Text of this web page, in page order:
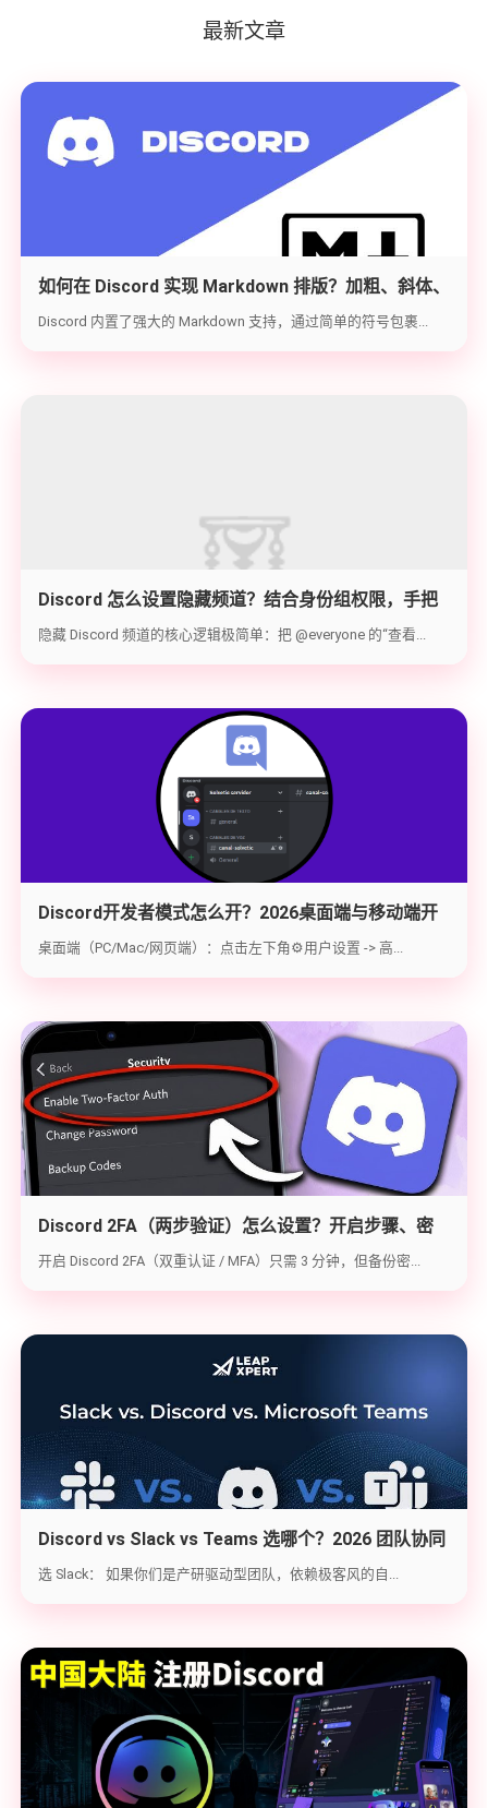
最新文章
如何在 Discord 实现 Markdown 排版？加粗、斜体、
代码块与隐藏文字教学
Discord 内置了强大的 Markdown 支持，通过简单的符号包裹...
Discord 怎么设置隐藏频道？结合身份组权限，手把
手教你打造 100% 私密的专属频道
隐藏 Discord 频道的核心逻辑极简单：把 @everyone 的“查看...
Discord开发者模式怎么开？2026桌面端与移动端开
启教程与获取ID指南
桌面端（PC/Mac/网页端）：点击左下角⚙️用户设置 -> 高...
Discord 2FA（两步验证）怎么设置？开启步骤、密
钥备份与炸号救急（2026实战版）
开启 Discord 2FA（双重认证 / MFA）只需 3 分钟，但备份密...
Discord vs Slack vs Teams 选哪个？2026 团队协同
工具实战选型指南
选 Slack： 如果你们是产研驱动型团队，依赖极客风的自...